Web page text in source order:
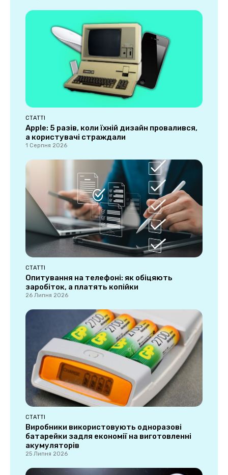
СТАТТІ
Apple: 5 разів, коли їхній дизайн провалився,
а користувачі страждали
1 Серпня 2026
СТАТТІ
Опитування на телефоні: як обіцяють
заробіток, а платять копійки
26 Липня 2026
СТАТТІ
Виробники використовують одноразові
батарейки задля економії на виготовленні
акумуляторів
25 Липня 2026